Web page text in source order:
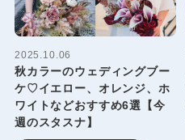
2025.10.06
秋カラーのウェディングブー
ケ♡イエロー、オレンジ、ホ
ワイトなどおすすめ6選【今
週のスタスナ】